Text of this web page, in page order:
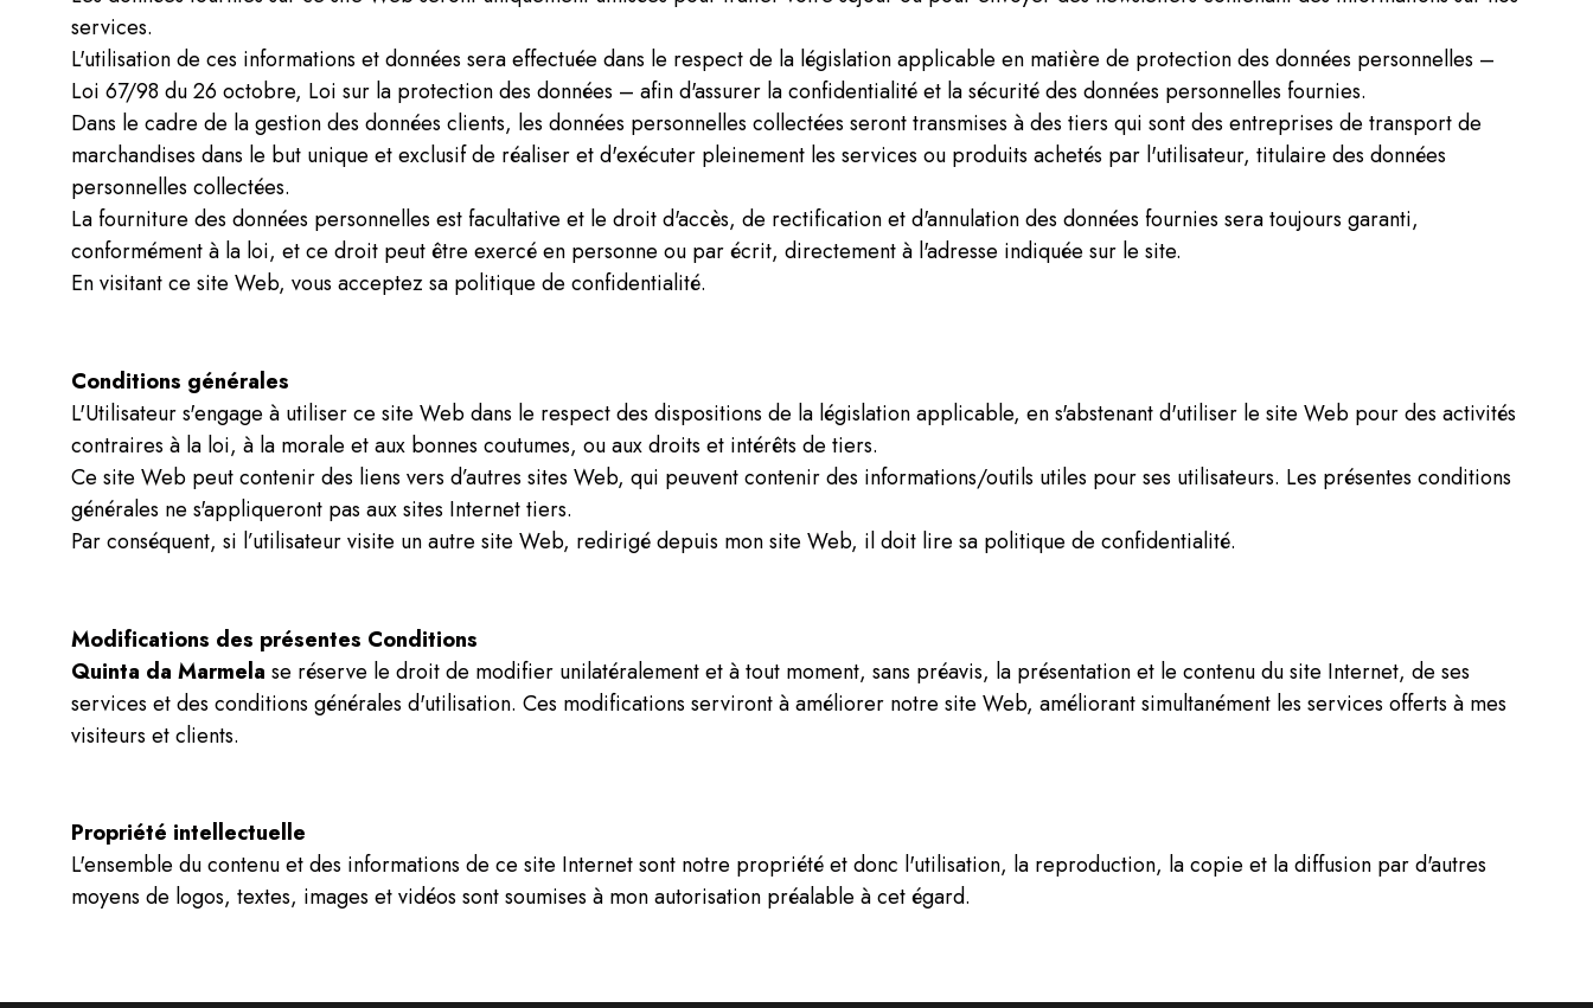
services.
L'utilisation de ces informations et données sera effectuée dans le respect de la législation applicable en matière de protection des données personnelles –
Loi 67/98 du 26 octobre, Loi sur la protection des données – afin d'assurer la confidentialité et la sécurité des données personnelles fournies.
Dans le cadre de la gestion des données clients, les données personnelles collectées seront transmises à des tiers qui sont des entreprises de transport de
marchandises dans le but unique et exclusif de réaliser et d'exécuter pleinement les services ou produits achetés par l'utilisateur, titulaire des données
personnelles collectées.
La fourniture des données personnelles est facultative et le droit d'accès, de rectification et d'annulation des données fournies sera toujours garanti,
conformément à la loi, et ce droit peut être exercé en personne ou par écrit, directement à l'adresse indiquée sur le site.
En visitant ce site Web, vous acceptez sa politique de confidentialité.
Conditions générales
L'Utilisateur s'engage à utiliser ce site Web dans le respect des dispositions de la législation applicable, en s'abstenant d'utiliser le site Web pour des activités
contraires à la loi, à la morale et aux bonnes coutumes, ou aux droits et intérêts de tiers.
Ce site Web peut contenir des liens vers d’autres sites Web, qui peuvent contenir des informations/outils utiles pour ses utilisateurs. Les présentes conditions
générales ne s'appliqueront pas aux sites Internet tiers.
Par conséquent, si l’utilisateur visite un autre site Web, redirigé depuis mon site Web, il doit lire sa politique de confidentialité.
Modifications des présentes Conditions
Quinta da Marmela se réserve le droit de modifier unilatéralement et à tout moment, sans préavis, la présentation et le contenu du site Internet, de ses
services et des conditions générales d'utilisation. Ces modifications serviront à améliorer notre site Web, améliorant simultanément les services offerts à mes
visiteurs et clients.
Propriété intellectuelle
L'ensemble du contenu et des informations de ce site Internet sont notre propriété et donc l'utilisation, la reproduction, la copie et la diffusion par d'autres
moyens de logos, textes, images et vidéos sont soumises à mon autorisation préalable à cet égard.